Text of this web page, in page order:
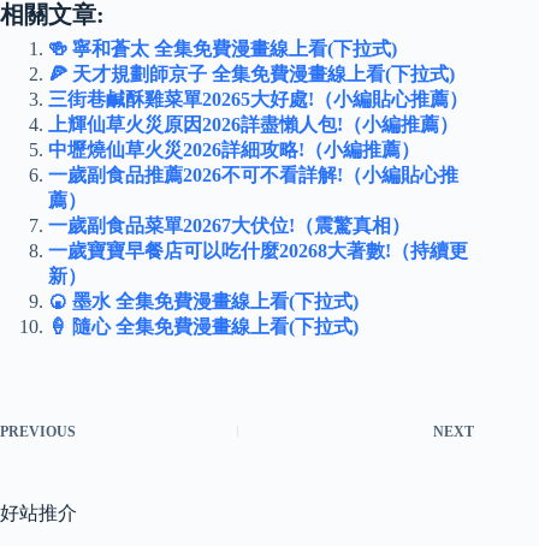
相關文章:
🍻 寧和蒼太 全集免費漫畫線上看(下拉式)
🍕 天才規劃師京子 全集免費漫畫線上看(下拉式)
三街巷鹹酥雞菜單20265大好處!（小編貼心推薦）
上輝仙草火災原因2026詳盡懶人包!（小編推薦）
中壢燒仙草火災2026詳細攻略!（小編推薦）
一歲副食品推薦2026不可不看詳解!（小編貼心推
薦）
一歲副食品菜單20267大伏位!（震驚真相）
一歲寶寶早餐店可以吃什麼20268大著數!（持續更
新）
🍘 墨水 全集免費漫畫線上看(下拉式)
🍦 隨心 全集免費漫畫線上看(下拉式)
PREVIOUS NEXT
好站推介